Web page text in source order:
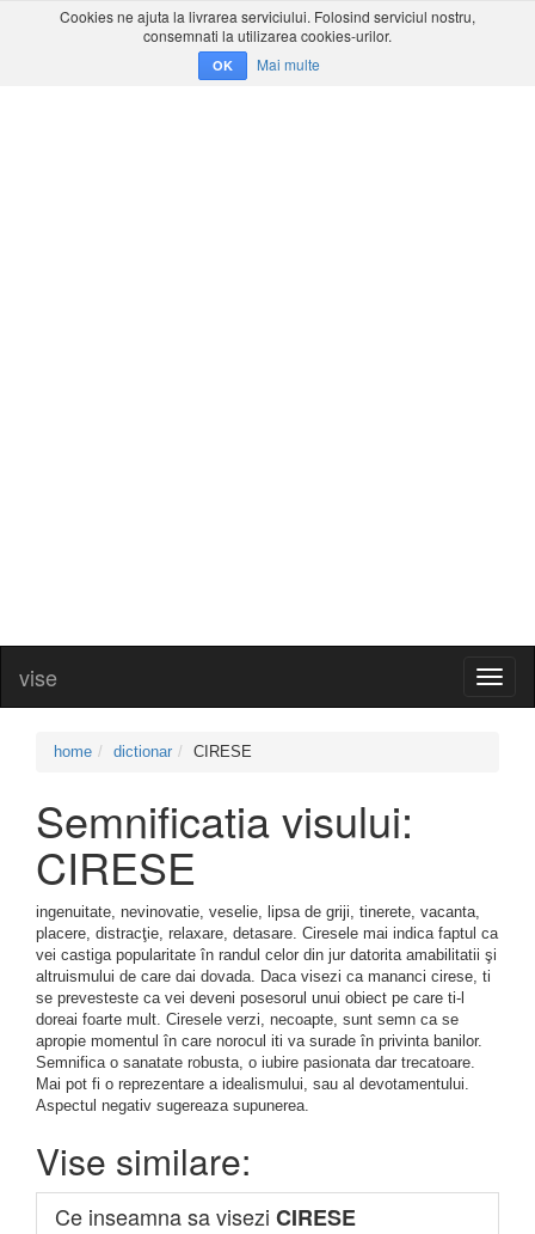
Cookies ne ajuta la livrarea serviciului. Folosind serviciul nostru,
consemnati la utilizarea cookies-urilor.
OK Mai multe
vise
home dictionar CIRESE
Semnificatia visului:
CIRESE
ingenuitate, nevinovatie, veselie, lipsa de griji, tinerete, vacanta,
placere, distracţie, relaxare, detasare. Ciresele mai indica faptul ca
vei castiga popularitate în randul celor din jur datorita amabilitatii şi
altruismului de care dai dovada. Daca visezi ca mananci cirese, ti
se prevesteste ca vei deveni posesorul unui obiect pe care ti-l
doreai foarte mult. Ciresele verzi, necoapte, sunt semn ca se
apropie momentul în care norocul iti va surade în privinta banilor.
Semnifica o sanatate robusta, o iubire pasionata dar trecatoare.
Mai pot fi o reprezentare a idealismului, sau al devotamentului.
Aspectul negativ sugereaza supunerea.
Vise similare:
Ce inseamna sa visezi CIRESE